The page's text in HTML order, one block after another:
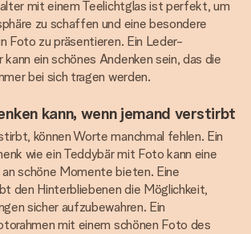
mit einem Teelichtglas ist perfekt, um
zu schaffen und eine besondere
Foto zu präsentieren. Ein Leder-
kann ein schönes Andenken sein, das die
bei sich tragen werden.
kann, wenn jemand verstirbt
können Worte manchmal fehlen. Ein
wie ein Teddybär mit Foto kann eine
schöne Momente bieten. Eine
den Hinterbliebenen die Möglichkeit,
sicher aufzubewahren. Ein
mit einem schönen Foto des